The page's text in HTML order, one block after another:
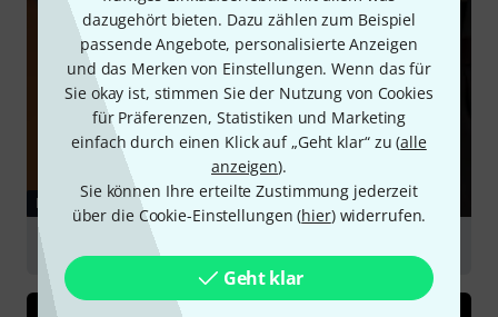
dazugehört bieten. Dazu zählen zum Beispiel
passende Angebote, personalisierte Anzeigen
und das Merken von Einstellungen. Wenn das für
Sie okay ist, stimmen Sie der Nutzung von Cookies
für Präferenzen, Statistiken und Marketing
einfach durch einen Klick auf „Geht klar“ zu (alle
anzeigen).
Sie können Ihre erteilte Zustimmung jederzeit
über die Cookie-Einstellungen (hier) widerrufen.
Geht klar
RATGEBER